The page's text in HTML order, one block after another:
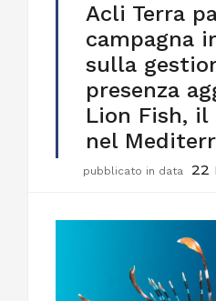
Acli Terra
campagna
sulla
presenza
Lion Fish, il
nel
pubblicato in data 22